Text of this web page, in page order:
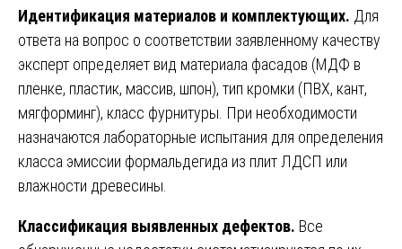
Идентификация материалов и комплектующих. Для
ответа на вопрос о соответствии заявленному качеству
эксперт определяет вид материала фасадов (МДФ в
пленке, пластик, массив, шпон), тип кромки (ПВХ, кант,
мягформинг), класс фурнитуры. При необходимости
назначаются лабораторные испытания для определения
класса эмиссии формальдегида из плит ЛДСП или
влажности древесины.
Классификация выявленных дефектов. Все